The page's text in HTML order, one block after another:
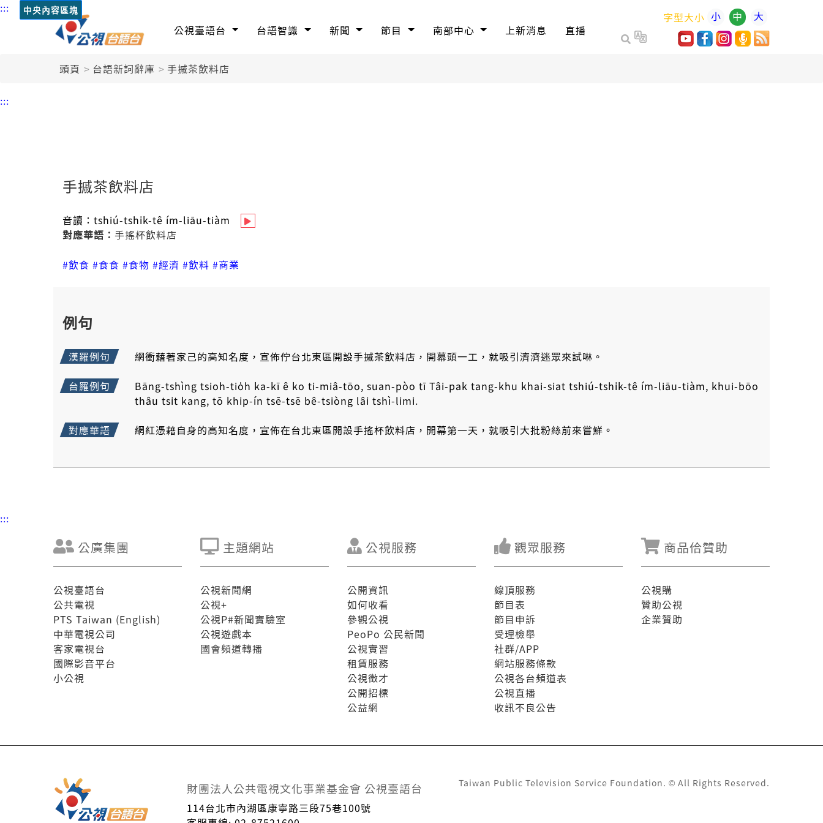
::: 中央內容區塊
公視臺語台 台語智識 新聞 節目 南部中心 上新消息 直播
字型大小 小 中 大
頭頁 台語新詞辭庫 手摵茶飲料店
:::
手摵茶飲料店
音讀： tshiú-tshi̍k-tê ím-liāu-tiàm
對應華語： 手搖杯飲料店
#飲食 #食食 #食物 #經濟 #飲料 #商業
例句
漢羅例句
網衝藉著家己的高知名度，宣佈佇台北東區開設手摵茶飲料店，開幕頭一工，就吸引濟濟迷眾來試啉。
台羅例句
Bāng-tshìng tsioh-tio̍h ka-kī ê ko ti-miâ-tōo, suan-pòo tī Tâi-pak tang-khu khai-siat tshiú-tshi̍k-tê ím-liāu-tiàm, khui-bōo
thâu tsi̍t kang, tō khip-ín tsē-tsē bê-tsiòng lâi tshì-limi.
對應華語
網紅憑藉自身的高知名度，宣佈在台北東區開設手搖杯飲料店，開幕第一天，就吸引大批粉絲前來嘗鮮。
:::
公廣集團
公視臺語台
公共電視
PTS Taiwan (English)
中華電視公司
客家電視台
國際影音平台
小公視
主題網站
公視新聞網
公視+
公視P#新聞實驗室
公視遊戲本
國會頻道轉播
公視服務
公開資訊
如何收看
參觀公視
PeoPo 公民新聞
公視實習
租賃服務
公視徵才
公開招標
公益網
觀眾服務
線頂服務
節目表
節目申訴
受理檢舉
社群/APP
網站服務條款
公視各台頻道表
公視直播
收訊不良公告
商品佮贊助
公視購
贊助公視
企業贊助
財團法人公共電視文化事業基金會 公視臺語台
114台北市內湖區康寧路三段75巷100號
Taiwan Public Television Service Foundation. © All Rights Reserved.